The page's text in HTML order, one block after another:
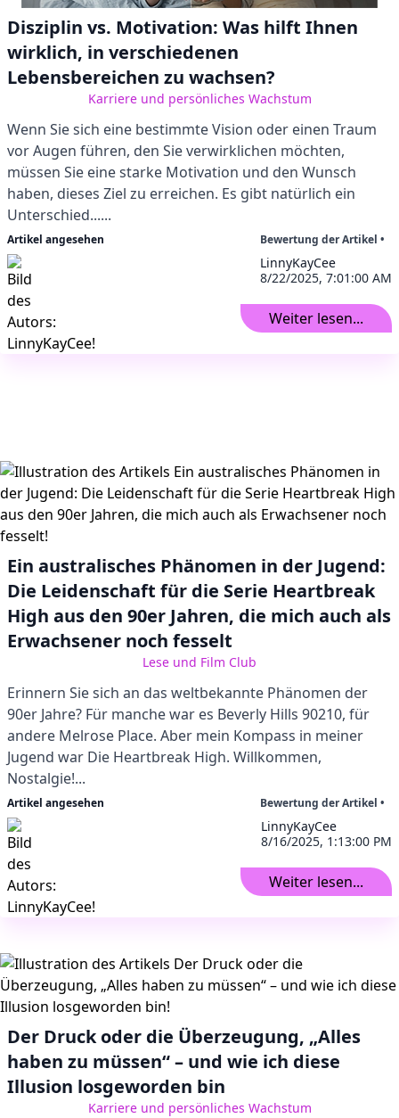
Disziplin vs. Motivation: Was hilft Ihnen
wirklich, in verschiedenen
Lebensbereichen zu wachsen?
Karriere und persönliches Wachstum
Wenn Sie sich eine bestimmte Vision oder einen Traum
vor Augen führen, den Sie verwirklichen möchten,
müssen Sie eine starke Motivation und den Wunsch
haben, dieses Ziel zu erreichen. Es gibt natürlich ein
Unterschied......
Artikel angesehen Bewertung der Artikel •
LinnyKayCee
8/22/2025, 7:01:00 AM
Weiter lesen...
Ein australisches Phänomen in der Jugend:
Die Leidenschaft für die Serie Heartbreak
High aus den 90er Jahren, die mich auch als
Erwachsener noch fesselt
Lese und Film Club
Erinnern Sie sich an das weltbekannte Phänomen der
90er Jahre? Für manche war es Beverly Hills 90210, für
andere Melrose Place. Aber mein Kompass in meiner
Jugend war Die Heartbreak High. Willkommen,
Nostalgie!...
Artikel angesehen Bewertung der Artikel •
LinnyKayCee
8/16/2025, 1:13:00 PM
Weiter lesen...
Der Druck oder die Überzeugung, „Alles
haben zu müssen“ – und wie ich diese
Illusion losgeworden bin
Karriere und persönliches Wachstum